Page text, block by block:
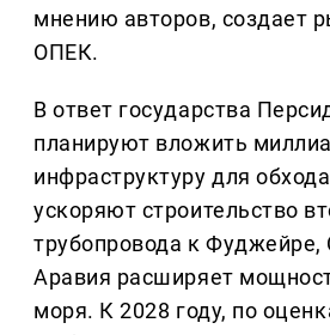
мнению авторов, создает
ОПЕК.
В ответ государства
планируют вложить
инфраструктуру для
ускоряют строительство
трубопровода к Фуджейре,
Аравия расширяет
моря. К 2028 году, по